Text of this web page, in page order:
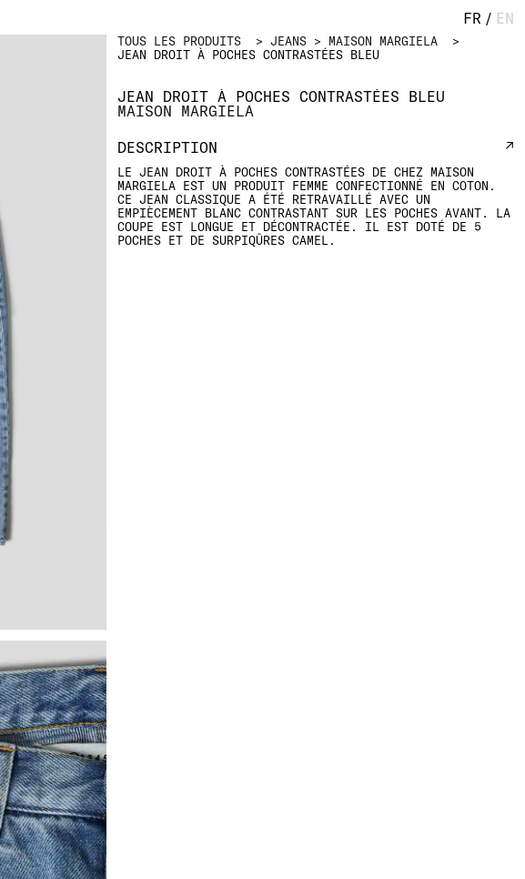
FR / EN
TOUS LES PRODUITS JEANS
MAISON MARGIELA
JEAN DROIT À POCHES CONTRASTÉES BLEU
JEAN DROIT À POCHES CONTRASTÉES BLEU
MAISON MARGIELA
DESCRIPTION
LE JEAN DROIT À POCHES CONTRASTÉES DE CHEZ MAISON
MARGIELA EST UN PRODUIT FEMME CONFECTIONNÉ EN COTON.
CE JEAN CLASSIQUE A ÉTÉ RETRAVAILLÉ AVEC UN
EMPIÈCEMENT BLANC CONTRASTANT SUR LES POCHES AVANT. LA
COUPE EST LONGUE ET DÉCONTRACTÉE. IL EST DOTÉ DE 5
POCHES ET DE SURPIQÛRES CAMEL.